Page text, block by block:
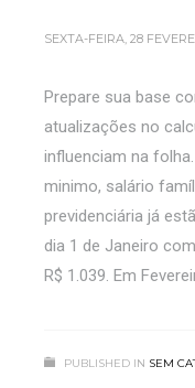
SEXTA-FEIRA, 28
Prepare sua base
atualizações no
influenciam na
minimo, salário
previdenciária já
dia 1 de Janeiro
R$ 1.039. Em
PUBLISHED IN SEM